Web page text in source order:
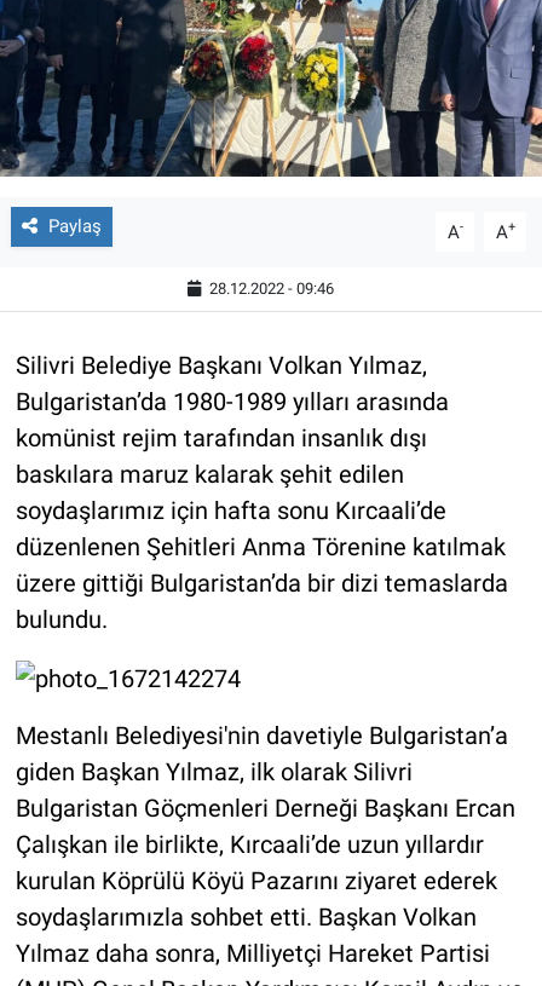
Paylaş A- A+
28.12.2022 - 09:46
Silivri Belediye Başkanı Volkan Yılmaz,
Bulgaristan’da 1980-1989 yılları arasında
komünist rejim tarafından insanlık dışı
baskılara maruz kalarak şehit edilen
soydaşlarımız için hafta sonu Kırcaali’de
düzenlenen Şehitleri Anma Törenine katılmak
üzere gittiği Bulgaristan’da bir dizi temaslarda
bulundu.
Mestanlı Belediyesi'nin davetiyle Bulgaristan’a
giden Başkan Yılmaz, ilk olarak Silivri
Bulgaristan Göçmenleri Derneği Başkanı Ercan
Çalışkan ile birlikte, Kırcaali’de uzun yıllardır
kurulan Köprülü Köyü Pazarını ziyaret ederek
soydaşlarımızla sohbet etti. Başkan Volkan
Yılmaz daha sonra, Milliyetçi Hareket Partisi